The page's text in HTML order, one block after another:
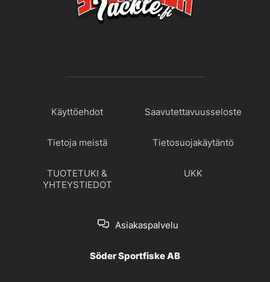
Käyttöehdot Saavutettavuusseloste
Tietoja meistä Tietosuojakäytäntö
TUOTETUKI &
YHTEYSTIEDOT
UKK
Asiakaspalvelu
Söder Sportfiske AB